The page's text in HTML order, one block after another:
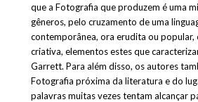
que a Fotografia que produzem é uma
gêneros, pelo cruzamento de uma
contemporânea, ora erudita ou popular,
criativa, elementos estes que
Garrett. Para além disso, os autores
Fotografia próxima da literatura e do
palavras muitas vezes tentam alcançar